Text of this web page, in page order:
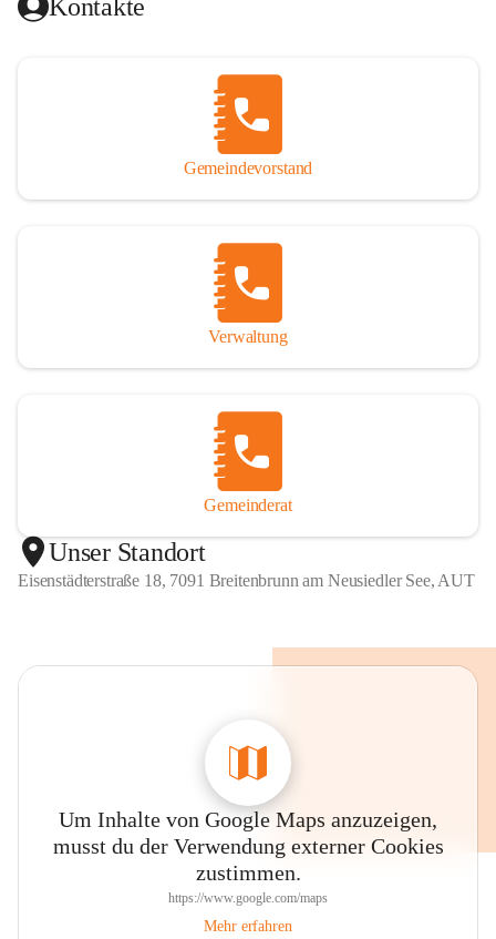
Kontakte
Gemeindevorstand
Verwaltung
Gemeinderat
Unser Standort
Eisenstädterstraße 18, 7091 Breitenbrunn am Neusiedler See, AUT
Um Inhalte von Google Maps anzuzeigen,
musst du der Verwendung externer Cookies
zustimmen.
https://www.google.com/maps
Mehr erfahren